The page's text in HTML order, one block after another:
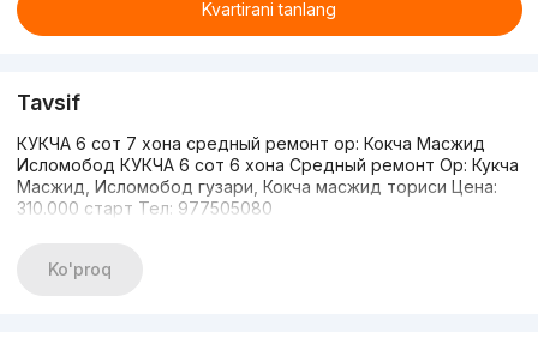
Kvartirani tanlang
Tavsif
КУКЧА 6 сот 7 хона средный ремонт ор: Кокча Масжид
Исломобод КУКЧА 6 сот 6 хона Средный ремонт Ор: Кукча
Масжид, Исломобод гузари, Кокча масжид ториси Цена:
310.000 старт Тел: 977505080
Ko'proq